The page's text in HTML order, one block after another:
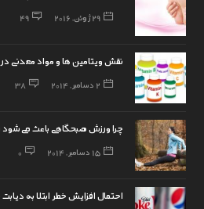
29 ژوئن, 2016 49
نقش ویتامین ها و مواد معدنی
2 دسامبر, 2014 38
چرا ورزش صبحگاهی باعث می‌شود
15 دسامبر, 2014 0
احتمال افزایش خطر ابتلا به